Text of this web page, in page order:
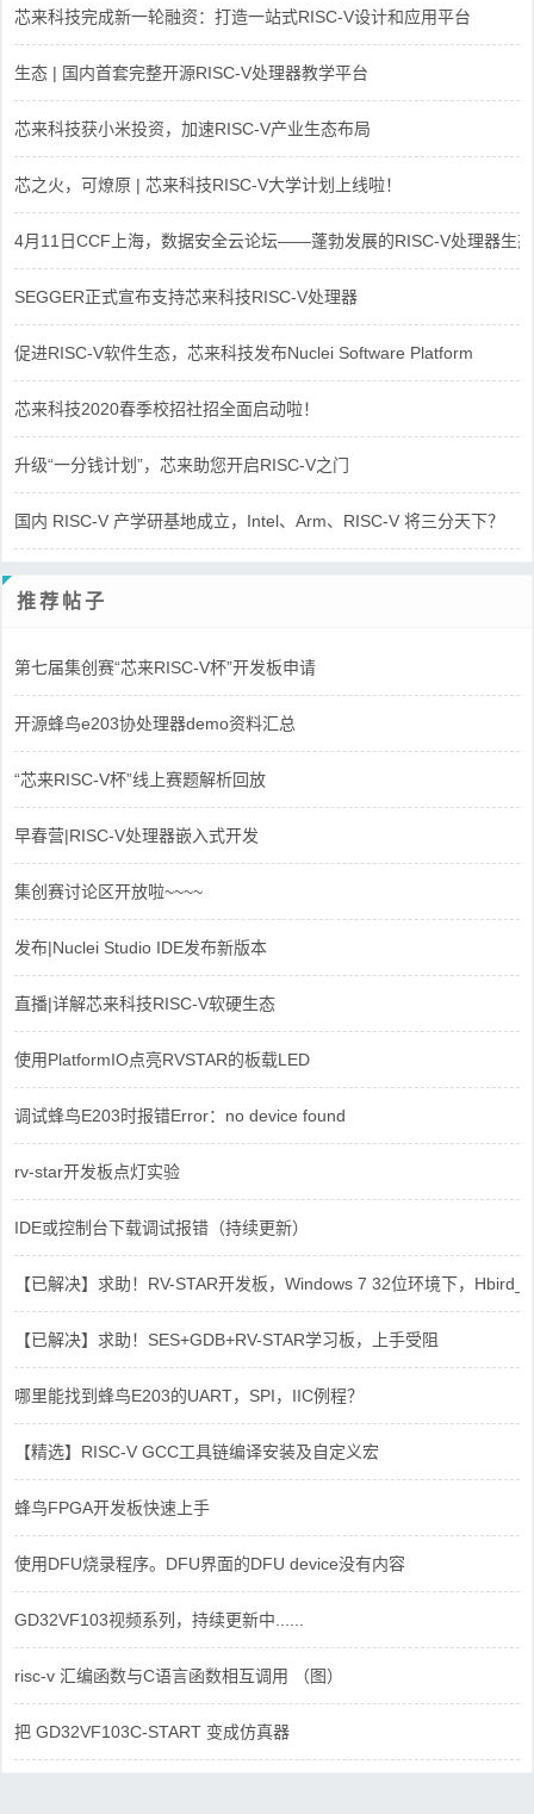
芯来科技完成新一轮融资：打造一站式RISC-V设计和应用平台
生态 | 国内首套完整开源RISC-V处理器教学平台
芯来科技获小米投资，加速RISC-V产业生态布局
芯之火，可燎原 | 芯来科技RISC-V大学计划上线啦！
4月11日CCF上海，数据安全云论坛——蓬勃发展的RISC-V处理器生态
SEGGER正式宣布支持芯来科技RISC-V处理器
促进RISC-V软件生态，芯来科技发布Nuclei Software Platform
芯来科技2020春季校招社招全面启动啦！
升级“一分钱计划”，芯来助您开启RISC-V之门
国内 RISC-V 产学研基地成立，Intel、Arm、RISC-V 将三分天下？
推荐帖子
第七届集创赛“芯来RISC-V杯”开发板申请
开源蜂鸟e203协处理器demo资料汇总
“芯来RISC-V杯”线上赛题解析回放
早春营|RISC-V处理器嵌入式开发
集创赛讨论区开放啦~~~~
发布|Nuclei Studio IDE发布新版本
直播|详解芯来科技RISC-V软硬生态
使用PlatformIO点亮RVSTAR的板载LED
调试蜂鸟E203时报错Error：no device found
rv-star开发板点灯实验
IDE或控制台下载调试报错（持续更新）
【已解决】求助！RV-STAR开发板，Windows 7 32位环境下，
【已解决】求助！SES+GDB+RV-STAR学习板，上手受阻
哪里能找到蜂鸟E203的UART，SPI，IIC例程？
【精选】RISC-V GCC工具链编译安装及自定义宏
蜂鸟FPGA开发板快速上手
使用DFU烧录程序。DFU界面的DFU device没有内容
GD32VF103视频系列，持续更新中......
risc-v 汇编函数与C语言函数相互调用 （图）
把 GD32VF103C-START 变成仿真器